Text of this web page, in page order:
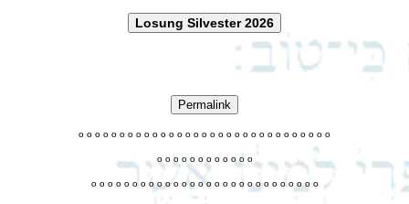
Losung Silvester 2026
Permalink
o o o o o o o o o o o o o o o o o o o o o o o o o o o o o o o
o o o o o o o o o o o o
o o o o o o o o o o o o o o o o o o o o o o o o o o o o